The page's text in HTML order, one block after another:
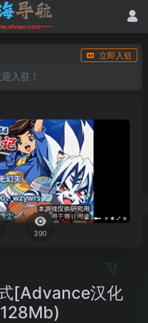
立即入驻
入驻！
390
[Advance汉化